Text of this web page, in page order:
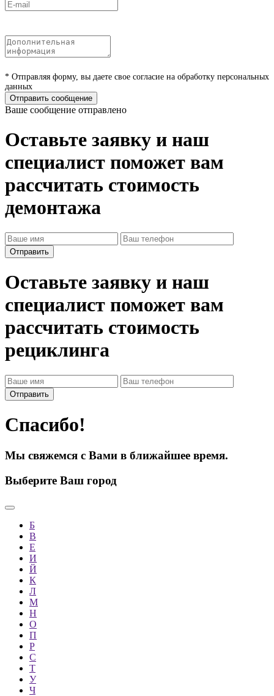
* Отправляя форму, вы даете свое согласие на обработку персональных
данных
Отправить сообщение
Ваше сообщение отправлено
Оставьте заявку и наш
специалист поможет вам
рассчитать стоимость
демонтажа
Оставьте заявку и наш
специалист поможет вам
рассчитать стоимость
рециклинга
Спасибо!
Мы свяжемся с Вами в ближайшее время.
Выберите Ваш город
Б
В
Е
И
Й
К
Л
М
Н
О
П
Р
С
Т
У
Ч